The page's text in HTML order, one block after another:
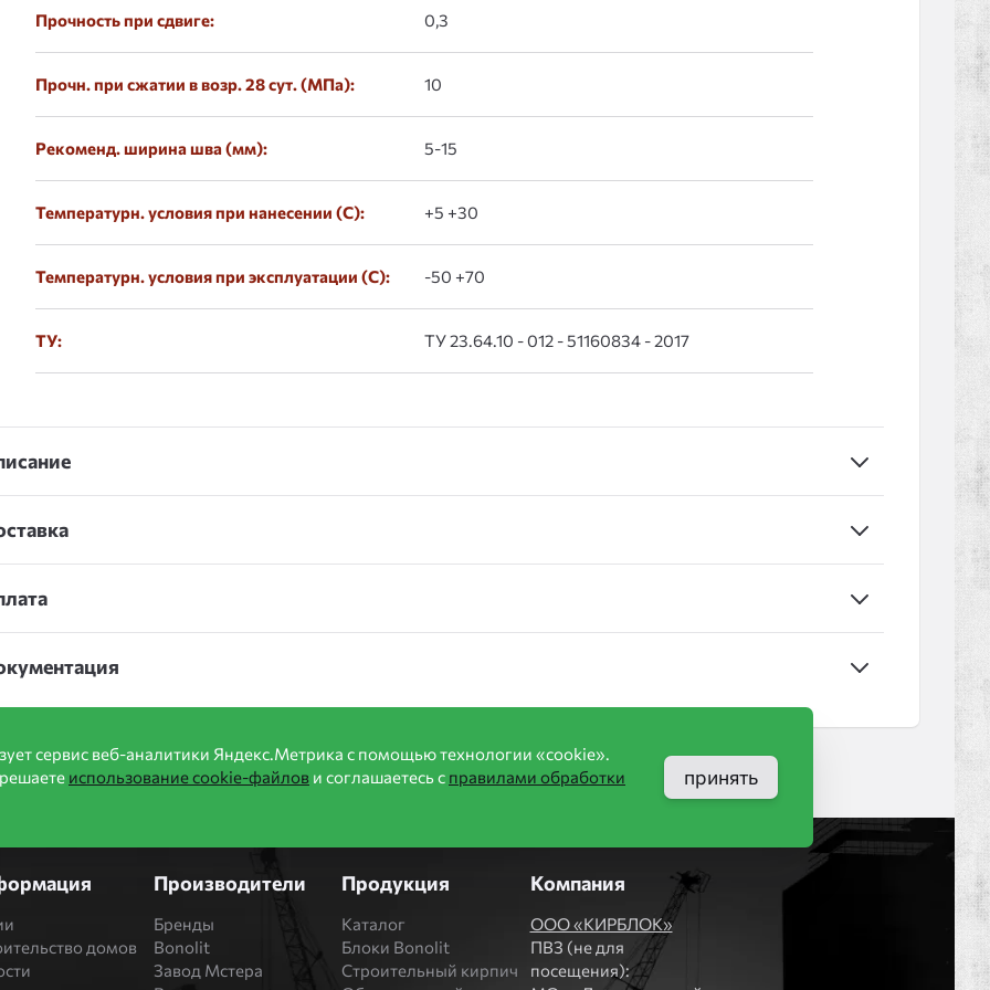
Прочность при сдвиге: 0,3
Прочн. при сжатии в возр. 28 сут. (МПа): 10
Рекоменд. ширина шва (мм): 5-15
Температурн. условия при нанесении (С): +5 +30
Температурн. условия при эксплуатации (С): -50 +70
ТУ: ТУ 23.64.10 - 012 - 51160834 - 2017
домов
Производители
Бренды
Bonolit
Завод Мстера
Продукция
Каталог
Блоки Bonolit
Строительный кирпич
Компания
ООО «КИРБЛОК»
ПВЗ (не для
посещения):
сервис веб-аналитики Яндекс.Метрика с помощью технологии «cookie».
использование cookie-файлов и соглашаетесь с правилами обработки принять